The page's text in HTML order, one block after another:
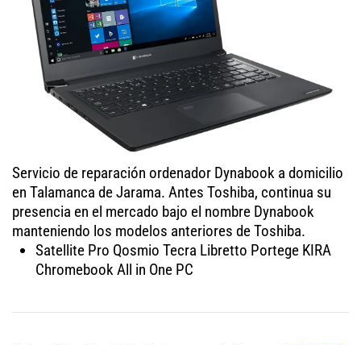
Servicio de reparación ordenador Dynabook a domicilio
en Talamanca de Jarama. Antes Toshiba, continua su
presencia en el mercado bajo el nombre Dynabook
manteniendo los modelos anteriores de Toshiba.
Satellite Pro Qosmio Tecra Libretto Portege KIRA
Chromebook All in One PC